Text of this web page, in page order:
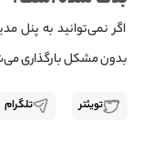
اگر نمی‌توانید به پنل
بدون مشکل بارگذاری
تویئتر تلگرام